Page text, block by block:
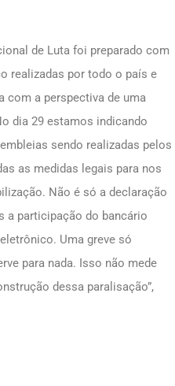
de Luta foi preparado com
realizadas por todo o país e
com a perspectiva de uma
dia 29 estamos indicando
sendo realizadas pelos
as medidas legais para nos
Não é só a declaração
a participação do bancário
Uma greve só
para nada. Isso não mede
dessa paralisação”,